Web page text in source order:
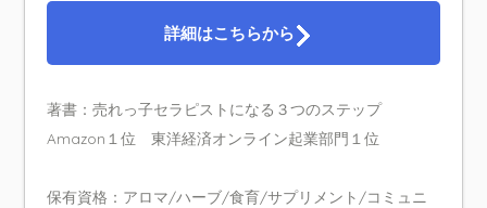
詳細はこちらから
著書：売れっ子セラピストになる３つのステップ
Amazon１位 東洋経済オンライン起業部門１位
保有資格：アロマ/ハーブ/食育/サプリメント/コミュニ